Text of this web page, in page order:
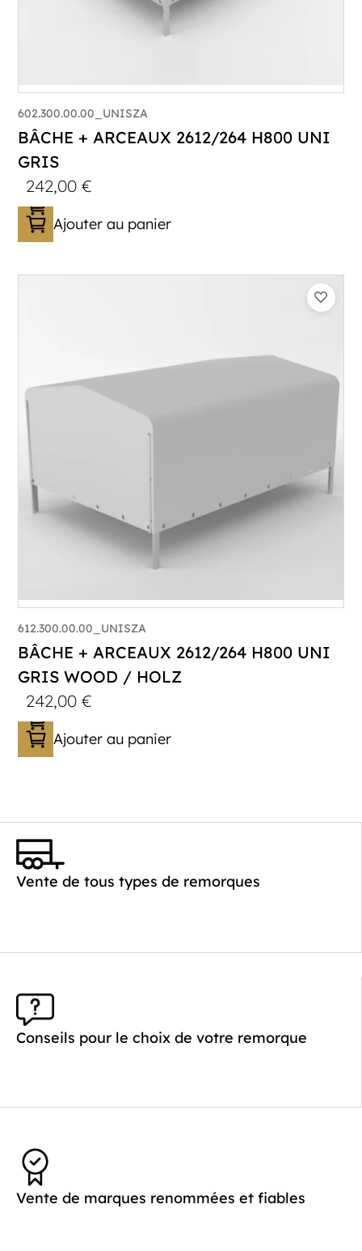
602.300.00.00_UNISZA
BÂCHE + ARCEAUX 2612/264 H800 UNI
GRIS
242,00€
Ajouter au panier
612.300.00.00_UNISZA
BÂCHE + ARCEAUX 2612/264 H800 UNI
GRIS WOOD / HOLZ
242,00€
Ajouter au panier
Vente de tous types de remorques
Conseils pour le choix de votre remorque
Vente de marques renommées et fiables